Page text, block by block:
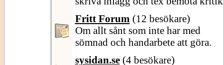
Fritt Forum (12 besökare)
Om allt sånt som inte har med
sömnad och handarbete att göra.
sysidan.se (4 besökare)